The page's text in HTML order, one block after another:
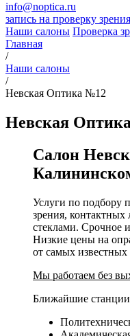
info@noptica.ru
запись на проверку зрения
Наши салоны Проверка
Главная
/
Наши салоны
/
Невская Оптика №12
Невская
Салон
Услуги по подбору
зрения,
стеклами. Срочное
Низкие цены на
от самых известных
Мы работаем без
Ближайшие